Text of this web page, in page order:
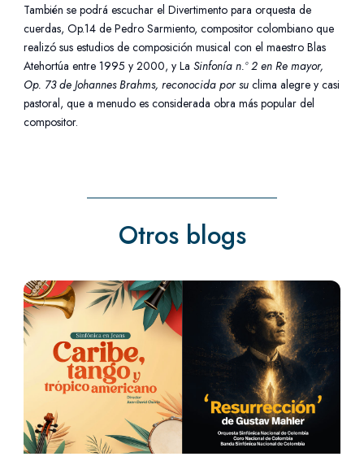
También se podrá escuchar el Divertimento para orquesta de
cuerdas, Op.14 de Pedro Sarmiento, compositor colombiano que
realizó sus estudios de composición musical con el maestro Blas
Atehortúa entre 1995 y 2000, y LaSinfonía n.º 2 en Re mayor,
Op. 73 de Johannes Brahms, reconocida por suclima alegre y casi
pastoral, que a menudo es considerada obra más popular del
compositor.
Otros blogs